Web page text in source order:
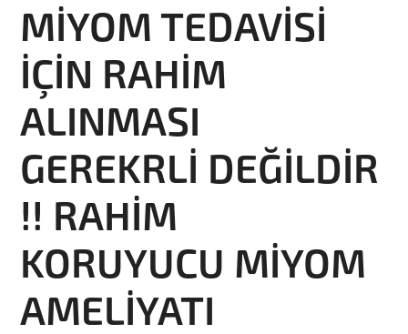
MİYOM TEDAVİSİ
İÇİN RAHİM
ALINMASI
GEREKRLİ DEĞİLDİR
!! RAHİM
KORUYUCU MİYOM
AMELİYATI